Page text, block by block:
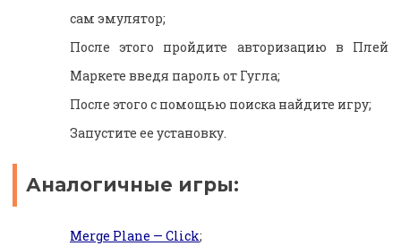
сам эмулятор;
После этого пройдите авторизацию в Плей
Маркете введя пароль от Гугла;
После этого с помощью поиска найдите игру;
Запустите ее установку.
Аналогичные игры:
Merge Plane — Click;